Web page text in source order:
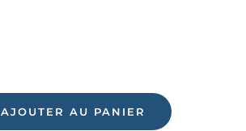
AJOUTER AU PANIER